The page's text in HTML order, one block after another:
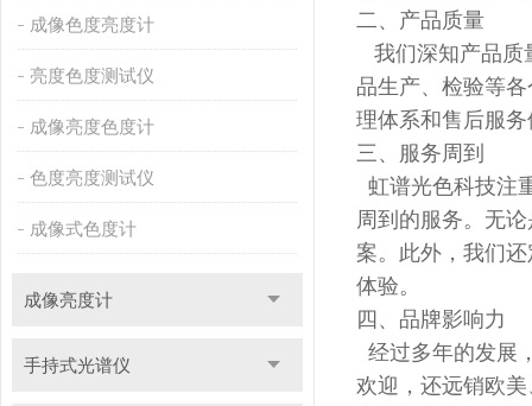
成像色度亮度计
亮度色度测试仪
成像亮度色度计
色度亮度测试仪
成像式色度计
成像亮度计
手持式光谱仪
二、产品质量
我们深知产品质
品生产、检验等
理体系和售后服
三、服务周到
虹谱光色科技注
周到的服务。无
案。此外，我们
体验。
四、品牌影响力
经过多年的发展
欢迎，还远销欧